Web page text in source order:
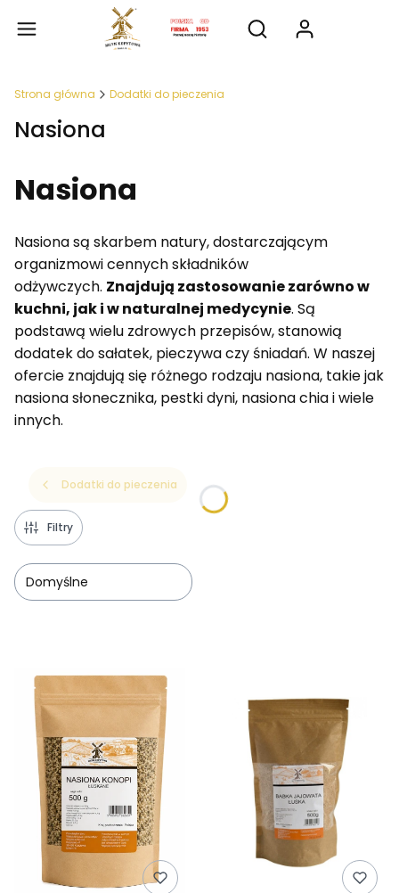
Otwórz wyszukiwarkę
Strona główna Dodatki do pieczenia
Nasiona
Nasiona
Nasiona są skarbem natury, dostarczającym
organizmowi cennych składników
odżywczych. Znajdują zastosowanie zarówno w
kuchni, jak i w naturalnej medycynie. Są
podstawą wielu zdrowych przepisów, stanowią
dodatek do sałatek, pieczywa czy śniadań. W naszej
ofercie znajdują się różnego rodzaju nasiona, takie jak
nasiona słonecznika, pestki dyni, nasiona chia i wiele
innych.
Dodatki do pieczenia
Filtry
Domyślne